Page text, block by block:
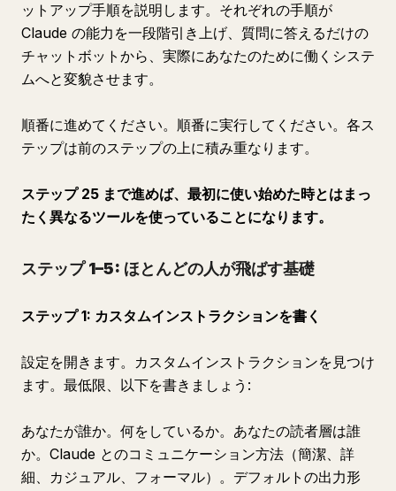
ットアップ手順を説明します。それぞれの手順が
Claude の能力を一段階引き上げ、質問に答えるだけの
チャットボットから、実際にあなたのために働くシステ
ムへと変貌させます。
順番に進めてください。順番に実行してください。各ス
テップは前のステップの上に積み重なります。
ステップ 25 まで進めば、最初に使い始めた時とはまっ
たく異なるツールを使っていることになります。
ステップ 1–5: ほとんどの人が飛ばす基礎
ステップ 1: カスタムインストラクションを書く
設定を開きます。カスタムインストラクションを見つけ
ます。最低限、以下を書きましょう:
あなたが誰か。何をしているか。あなたの読者層は誰
か。Claude とのコミュニケーション方法（簡潔、詳
細、カジュアル、フォーマル）。デフォルトの出力形